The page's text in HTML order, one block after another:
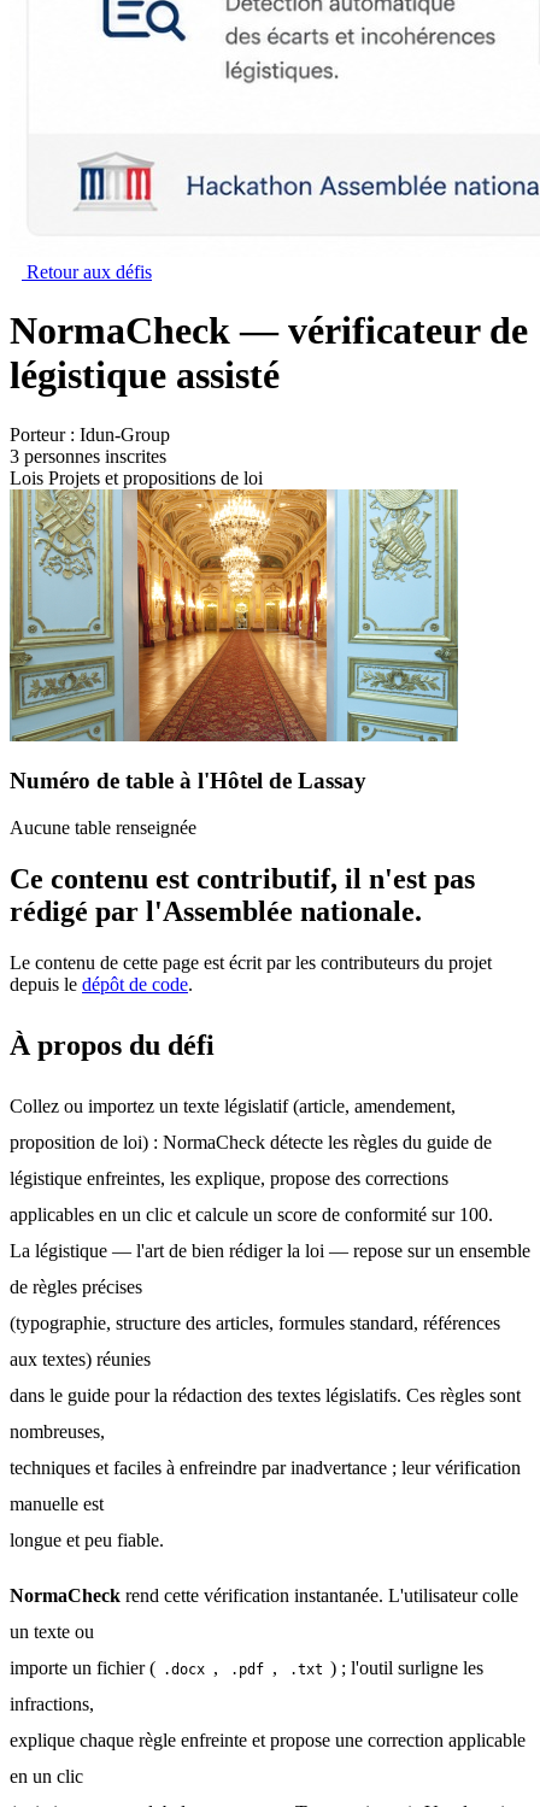
Retour aux défis
NormaCheck — vérificateur de
légistique assisté
Porteur : Idun-Group
3 personnes inscrites
Lois Projets et propositions de loi
Numéro de table à l'Hôtel de Lassay
Aucune table renseignée
Ce contenu est contributif, il n'est pas
rédigé par l'Assemblée nationale.
Le contenu de cette page est écrit par les contributeurs du projet
depuis le dépôt de code.
À propos du défi
Collez ou importez un texte législatif (article, amendement,
proposition de loi) : NormaCheck détecte les règles du guide de
légistique enfreintes, les explique, propose des corrections
applicables en un clic et calcule un score de conformité sur 100.
La légistique — l'art de bien rédiger la loi — repose sur un ensemble
de règles précises
(typographie, structure des articles, formules standard, références
aux textes) réunies
dans le guide pour la rédaction des textes législatifs. Ces règles sont
nombreuses,
techniques et faciles à enfreindre par inadvertance ; leur vérification
manuelle est
longue et peu fiable.
NormaCheck rend cette vérification instantanée. L'utilisateur colle
un texte ou
importe un fichier ( .docx , .pdf , .txt ) ; l'outil surligne les
infractions,
explique chaque règle enfreinte et propose une correction applicable
en un clic